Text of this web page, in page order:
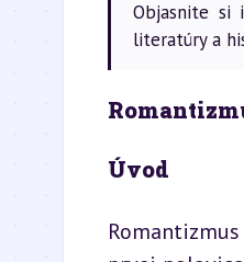
Objasnite si
literatúry a
Úvod